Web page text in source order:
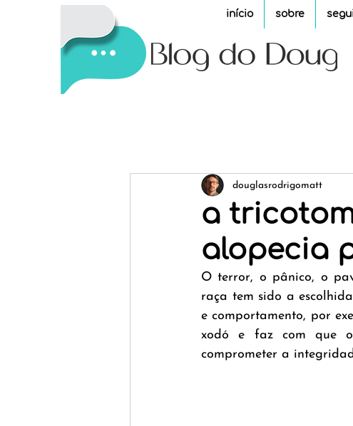
início sobre
a
alopecia
douglasrodrigomatt
O terror, o pânico, o
raça tem sido a
e comportamento, por
xodó e faz com que
comprometer a